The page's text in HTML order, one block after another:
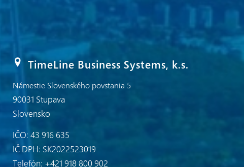
TimeLine Business Systems, k.s.
Námestie Slovenského povstania 5
90031 Stupava
Slovensko
IČO: 43 916 635
IČ DPH: SK2022523019
Telefón: +421 918 800 902